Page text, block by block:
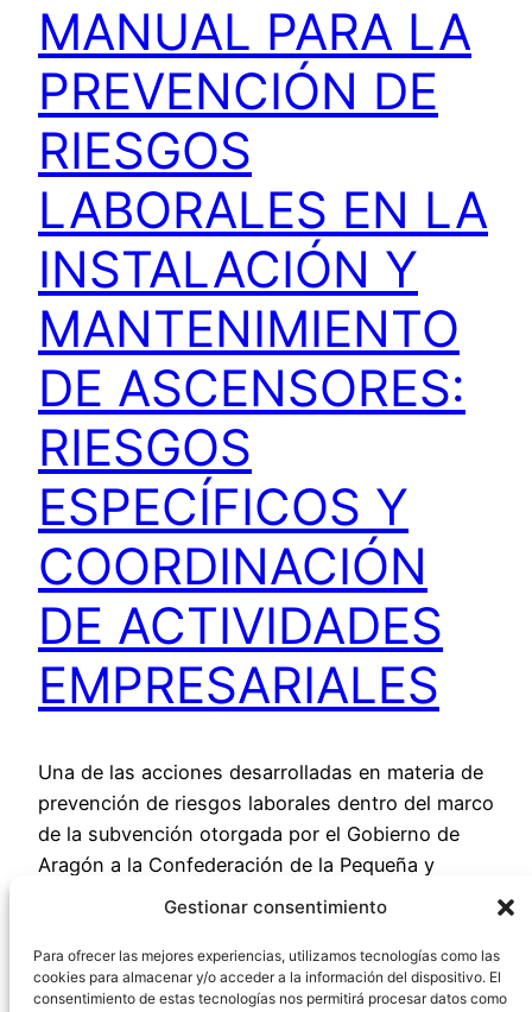
Gestionar consentimiento
Para ofrecer las mejores experiencias, utilizamos tecnologías como las
cookies para almacenar y/o acceder a la información del dispositivo. El
consentimiento de estas tecnologías nos permitirá procesar datos como
MANUAL PARA LA
PREVENCIÓN DE
RIESGOS
LABORALES EN LA
INSTALACIÓN Y
MANTENIMIENTO
DE ASCENSORES:
RIESGOS
ESPECÍFICOS Y
COORDINACIÓN
DE ACTIVIDADES
EMPRESARIALES
Una de las acciones desarrolladas en materia de
prevención de riesgos laborales dentro del marco
de la subvención otorgada por el Gobierno de
Aragón a la Confederación de la Pequeña y
Mediana Empresa Aragonesa (CEPYME-Aragón)
prevención de riesgos laborales durante el año
2018, ha sido el desarrollo…